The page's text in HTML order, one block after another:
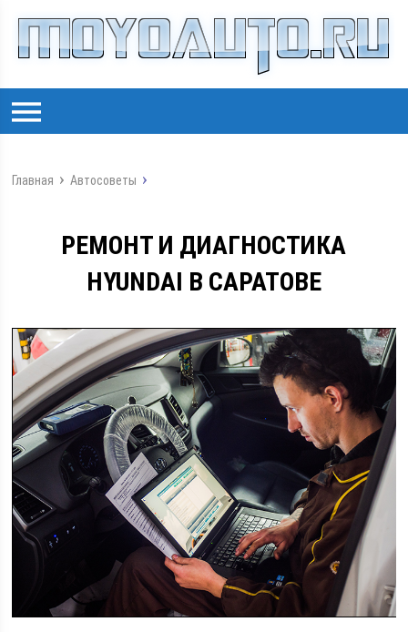
Главная Автосоветы
РЕМОНТ И ДИАГНОСТИКА
HYUNDAI В САРАТОВЕ